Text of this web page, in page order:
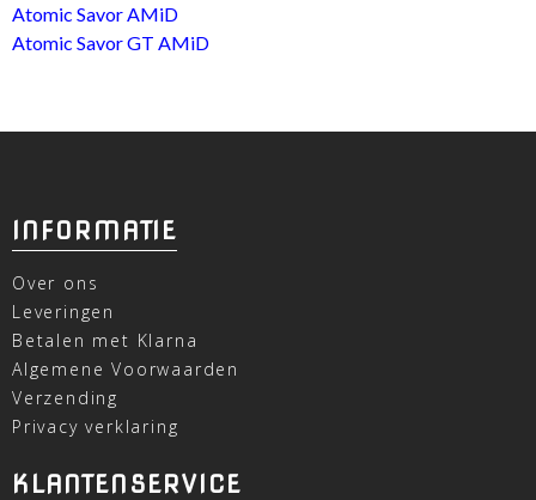
Atomic Savor AMiD
Atomic Savor GT AMiD
INFORMATIE
Over ons
Leveringen
Betalen met Klarna
Algemene Voorwaarden
Verzending
Privacy verklaring
KLANTENSERVICE